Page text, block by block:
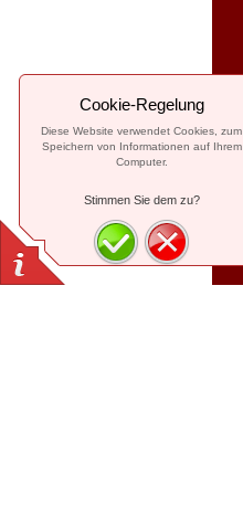
Cookie-Regelung
Diese Website verwendet Cookies, zum
Speichern von Informationen auf Ihrem
Computer.
Stimmen Sie dem zu?